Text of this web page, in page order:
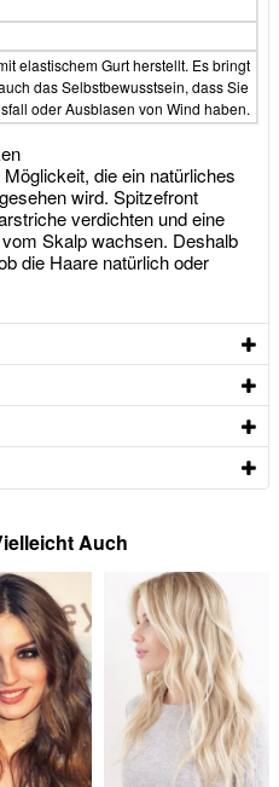
elastischem Gurt herstellt. Es bringt
das Selbstbewusstsein, dass Sie
oder Ausblasen von Wind haben.
die ein natürliches
wird. Spitzefront
verdichten und eine
Skalp wachsen. Deshalb
die Haare natürlich oder
Auch